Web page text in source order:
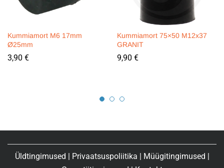
Kummiamort M6 17mm
Ø25mm
3,90 €
Kummiamort 75×50 M12x37
GRANIT
9,90 €
Üldtingimused Privaatsuspoliitika Müügitingimused